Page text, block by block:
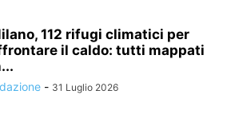
112 rifugi climatici per
il caldo: tutti mappati
- 31 Luglio 2026